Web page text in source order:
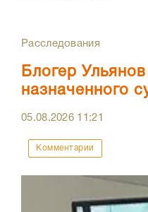
Расследования
Блогер
назначенного
05.08.2026 11:21
Комментарии